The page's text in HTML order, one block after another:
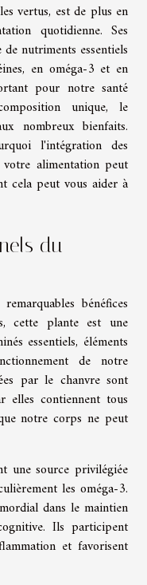
vertus, est de plus en
quotidienne. Ses
nutriments essentiels
en oméga-3 et en
pour notre santé
unique, le
nombreux bienfaits.
l'intégration des
alimentation peut
cela peut vous aider à
du
bénéfices
cette plante est une
essentiels, éléments
de notre
par le chanvre sont
elles contiennent tous
notre corps ne peut
une source privilégiée
les oméga-3.
dans le maintien
Ils participent
et favorisent